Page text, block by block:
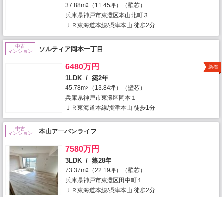
37.88m2
（11.45坪）（壁芯）
兵庫県神戸市東灘区本山北町３
ＪＲ東海道本線/摂津本山 徒歩2分
中古
マンション
ソルティア岡本一丁目
6480万円
1LDK / 築2年
45.78m2
（13.84坪）（壁芯）
兵庫県神戸市東灘区岡本１
ＪＲ東海道本線/摂津本山 徒歩1分
新着
中古
マンション
本山アーバンライフ
7580万円
3LDK / 築28年
73.37m2
（22.19坪）（壁芯）
兵庫県神戸市東灘区田中町１
ＪＲ東海道本線/摂津本山 徒歩2分